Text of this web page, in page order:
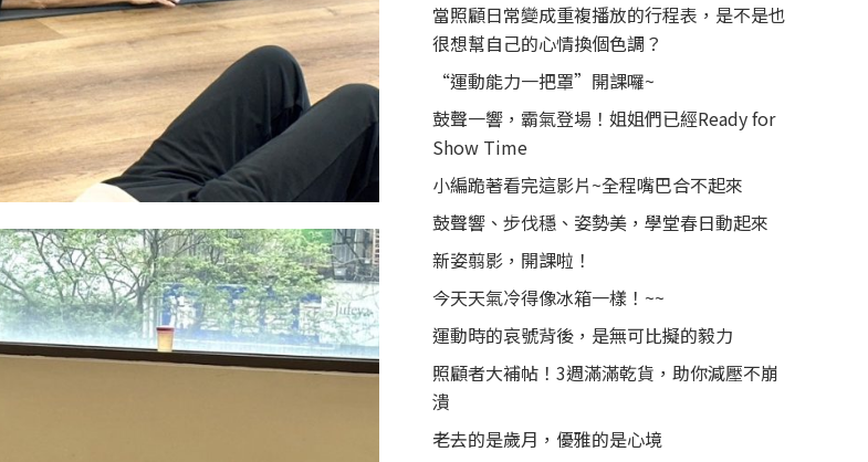
當照顧日常變成重複播放的行程表，是不是也
很想幫自己的心情換個色調？
“運動能力一把罩”開課囉~
鼓聲一響，霸氣登場！姐姐們已經Ready for
Show Time
小編跪著看完這影片~全程嘴巴合不起來
鼓聲響、步伐穩、姿勢美，學堂春日動起來
新姿翦影，開課啦！
今天天氣冷得像冰箱一樣！~~
運動時的哀號背後，是無可比擬的毅力
照顧者大補帖！3週滿滿乾貨，助你減壓不崩
潰
老去的是歲月，優雅的是心境